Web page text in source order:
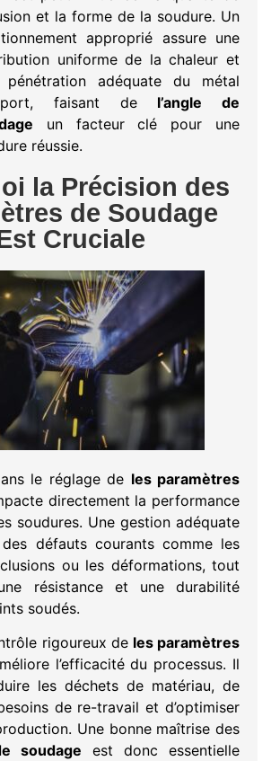
et la forme de la soudure. Un
approprié assure une
uniforme de la chaleur et
pénétration adéquate du métal
faisant de l’angle de
un facteur clé pour une
réussie.
la Précision des
de Soudage
Cruciale
le réglage de les paramètres
directement la performance
soudures. Une gestion adéquate
défauts courants comme les
ou les déformations, tout
résistance et une durabilité
soudés.
rigoureux de les paramètres
l’efficacité du processus. Il
les déchets de matériau, de
de re-travail et d’optimiser
Une bonne maîtrise des
soudage est donc essentielle